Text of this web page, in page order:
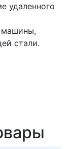
удаленного
машины,
стали.